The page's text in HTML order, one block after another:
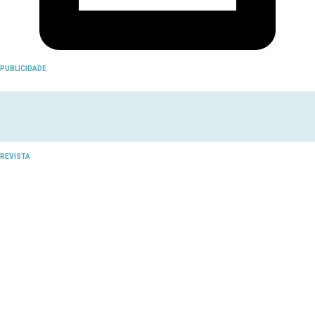
PUBLICIDADE
REVISTA